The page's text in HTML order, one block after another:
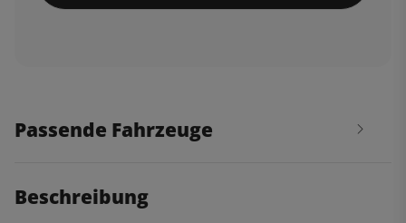
Passende Fahrzeuge
Beschreibung